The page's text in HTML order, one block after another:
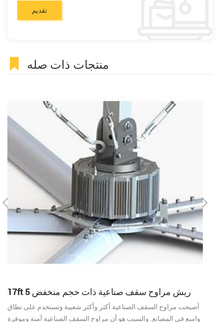
منتجات ذات صله
17ft 5 ريش مراوح سقف صناعية ذات حجم منخفض
أصبحت مراوح السقف الصناعية أكثر وأكثر شعبية وتستخدم على نطاق
واسع في المصانع. والسبب هو أن مراوح السقف الصناعية آمنة وموفرة